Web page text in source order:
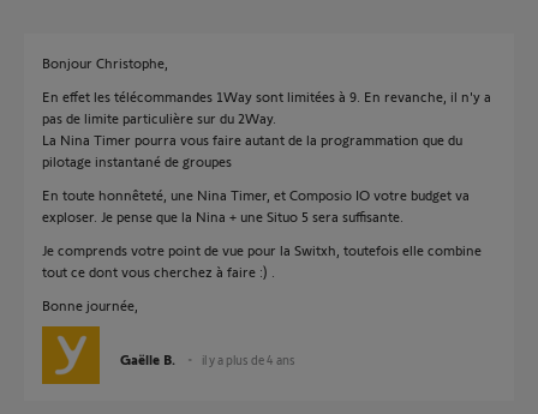
Bonjour Christophe,
En effet les télécommandes 1Way sont limitées à 9. En revanche, il n'y a
pas de limite particulière sur du 2Way.
La Nina Timer pourra vous faire autant de la programmation que du
pilotage instantané de groupes
En toute honnêteté, une Nina Timer, et Composio IO votre budget va
exploser. Je pense que la Nina + une Situo 5 sera suffisante.
Je comprends votre point de vue pour la Switxh, toutefois elle combine
tout ce dont vous cherchez à faire :) .
Bonne journée,
Gaëlle B. il y a plus de 4 ans